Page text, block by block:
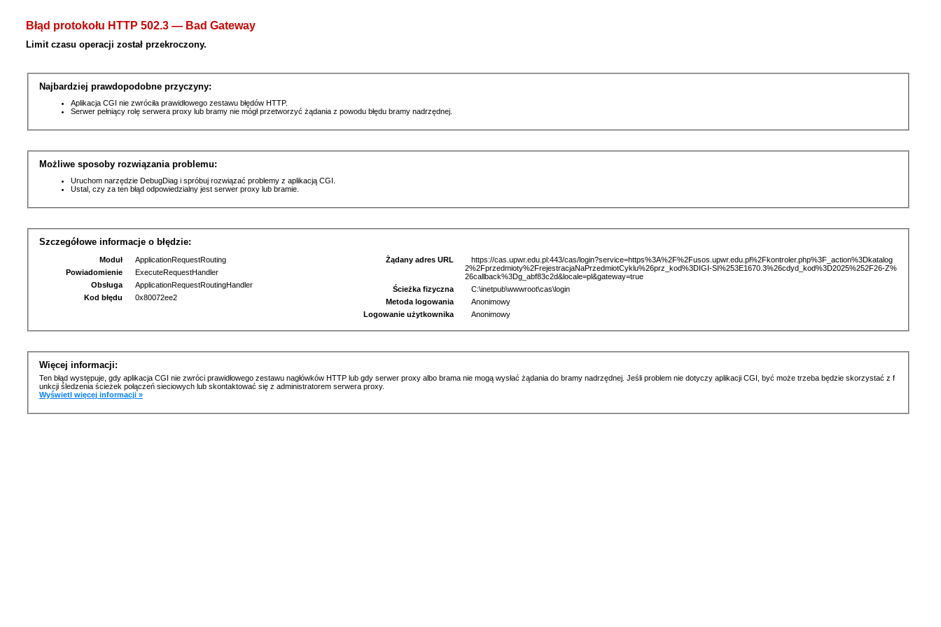
Błąd protokołu HTTP 502.3 — Bad Gateway
Limit czasu operacji został przekroczony.
Najbardziej prawdopodobne przyczyny:
Aplikacja CGI nie zwróciła prawidłowego zestawu błędów HTTP.
Serwer pełniący rolę serwera proxy lub bramy nie mógł przetworzyć żądania z powodu błędu bramy nadrzędnej.
Możliwe sposoby rozwiązania problemu:
Uruchom narzędzie DebugDiag i spróbuj rozwiązać problemy z aplikacją CGI.
Ustal, czy za ten błąd odpowiedzialny jest serwer proxy lub bramie.
Szczegółowe informacje o błędzie:
Moduł
ApplicationRequestRouting
Powiadomienie
ExecuteRequestHandler
Obsługa
ApplicationRequestRoutingHandler
Kod błędu
0x80072ee2
Żądany adres URL
https://cas.upwr.edu.pl:443/cas/login?service=https%3A%2F%2Fusos.upwr.edu.pl%2Fkontroler.php%3F_action%3Dkatalog
2%2Fprzedmioty%2FrejestracjaNaPrzedmiotCyklu%26prz_kod%3DIGI-SI%253E1670.3%26cdyd_kod%3D2025%252F26-Z%
26callback%3Dg_abf83c2d&locale=pl&gateway=true
Ścieżka fizyczna
C:\inetpub\wwwroot\cas\login
Metoda logowania
Anonimowy
Logowanie użytkownika
Anonimowy
Więcej informacji:
Ten błąd występuje, gdy aplikacja CGI nie zwróci prawidłowego zestawu nagłówków HTTP lub gdy serwer proxy albo brama nie mogą wysłać żądania do bramy nadrzędnej. Jeśli problem nie dotyczy aplikacji CGI, być może trzeba będzie skorzystać z f
unkcji śledzenia ścieżek połączeń sieciowych lub skontaktować się z administratorem serwera proxy.
Wyświetl więcej informacji »